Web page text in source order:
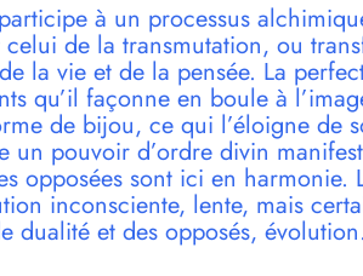
à un processus
celui de la transmutation, ou
la vie et de la pensée. La
qu’il façonne en boule à
de bijou, ce qui l’éloigne de
un pouvoir d’ordre divin
opposées sont ici en harmonie.
inconsciente, lente, mais
et des opposés, évolution.